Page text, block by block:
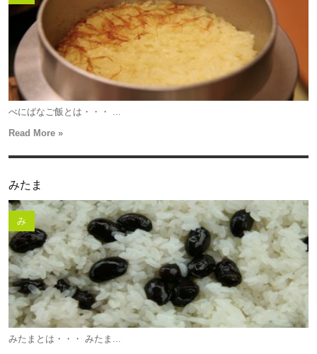
べにばなご飯とは・・・ ...
Read More »
みたま
み
みたまとは・・・ みたま...